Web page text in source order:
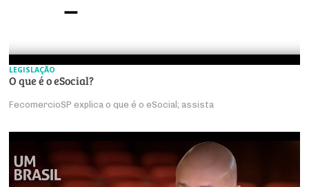
LEGISLAÇÃO
O que é o eSocial?
FecomercioSP explica o que é o eSocial; assista